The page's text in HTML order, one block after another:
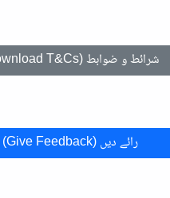
شرائط و ضوابط (Download T&Cs)
رائے دیں (Give Feedback)